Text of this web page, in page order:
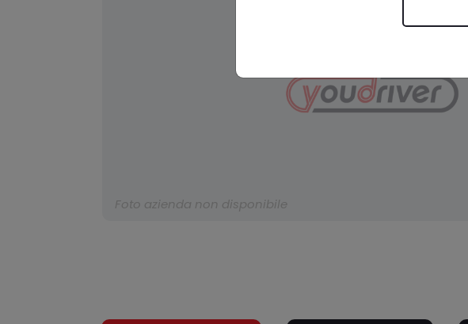
Foto azienda non disponibile